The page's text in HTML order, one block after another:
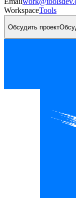
WorkspaceTools
Обсудить проект